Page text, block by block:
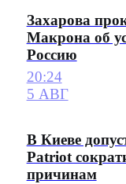
Захарова
Макрона об
Россию
20:24
5 АВГ
В Киеве
Patriot
причинам